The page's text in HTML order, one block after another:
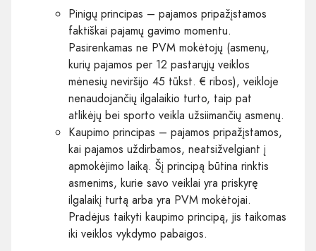
Pinigų principas – pajamos pripažįstamos
faktiškai pajamų gavimo momentu.
Pasirenkamas ne PVM mokėtojų (asmenų,
kurių pajamos per 12 pastarųjų veiklos
mėnesių neviršijo 45 tūkst. € ribos), veikloje
nenaudojančių ilgalaikio turto, taip pat
atlikėjų bei sporto veikla užsiimančių asmenų.
Kaupimo principas – pajamos pripažįstamos,
kai pajamos uždirbamos, neatsižvelgiant į
apmokėjimo laiką. Šį principą būtina rinktis
asmenims, kurie savo veiklai yra priskyrę
ilgalaikį turtą arba yra PVM mokėtojai.
Pradėjus taikyti kaupimo principą, jis taikomas
iki veiklos vykdymo pabaigos.